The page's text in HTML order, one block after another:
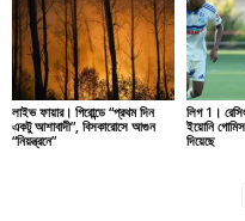
লাইভ ফায়ার। গিরোন্ডে “প্রথম দিন
একটু আশাবাদী”, বিসকারোসে আগুন
“নিয়ন্ত্রনে”
লিগ 1।
ইয়োনি
দিয়েছে